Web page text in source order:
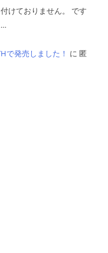
けておりません。 です
で発売しました！ に 匿